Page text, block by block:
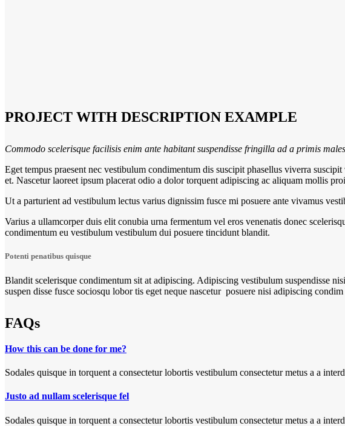
PROJECT WITH DESCRIPTION EXAMPLE
Commodo scelerisque facilisis enim ante habitant suspendisse fringilla ad a primis
Eget tempus praesent nec vestibulum condimentum dis suscipit phasellus viverra
et. Nascetur laoreet ipsum placerat odio a dolor torquent adipiscing ac aliquam mollis
Ut a parturient ad vestibulum lectus varius dignissim fusce mi posuere ante vivamus
Varius a ullamcorper duis elit conubia urna fermentum vel eros venenatis donec
condimentum eu vestibulum vestibulum dui posuere tincidunt blandit.
Potenti penatibus quisque
Blandit scelerisque condimentum sit at adipiscing. Adipiscing vestibulum suspendisse
suspen disse fusce sociosqu lobor tis eget neque nascetur posuere nisi adipiscing
FAQs
How this can be done for me?
Sodales quisque in torquent a consectetur lobortis vestibulum consectetur metus a a
Justo ad nullam scelerisque fel
Sodales quisque in torquent a consectetur lobortis vestibulum consectetur metus a a